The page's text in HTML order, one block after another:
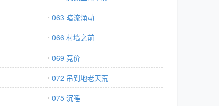
063 暗流涌动
066 村墙之前
069 竞价
072 吊到地老天荒
075 沉睡